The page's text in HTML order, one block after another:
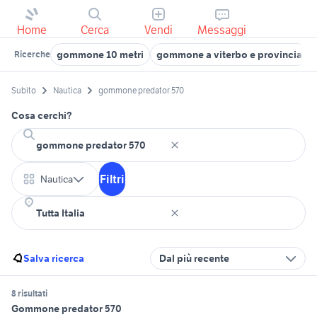
Home Cerca Vendi Messaggi
Ricerche gommone 10 metri gommone a viterbo e provincia
Subito Nautica gommone predator 570
Cosa cerchi?
Nautica Filtri
Salva ricerca Dal più recente
8 risultati
Gommone predator 570